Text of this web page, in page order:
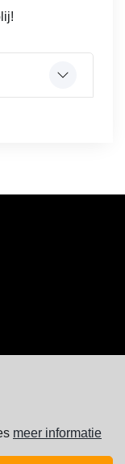
meer informatie